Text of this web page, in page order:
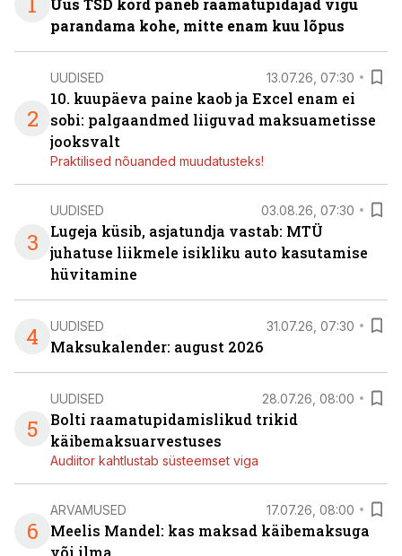
Uus TSD kord paneb raamatupidajad vigu
parandama kohe, mitte enam kuu lõpus
2
UUDISED 13.07.26, 07:30
10. kuupäeva paine kaob ja Excel enam ei
sobi: palgaandmed liiguvad maksuametisse
jooksvalt
Praktilised nõuanded muudatusteks!
3
UUDISED 03.08.26, 07:30
Lugeja küsib, asjatundja vastab: MTÜ
juhatuse liikmele isikliku auto kasutamise
hüvitamine
4 UUDISED 31.07.26, 07:30
Maksukalender: august 2026
5
UUDISED 28.07.26, 08:00
Bolti raamatupidamislikud trikid
käibemaksuarvestuses
Audiitor kahtlustab süsteemset viga
6
ARVAMUSED 17.07.26, 08:00
Meelis Mandel: kas maksad käibemaksuga